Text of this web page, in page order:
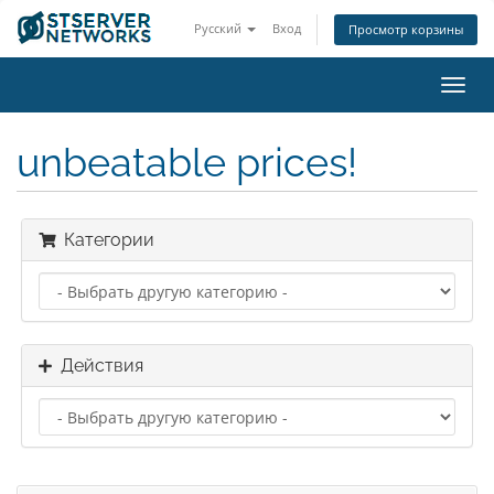
Русский Вход Просмотр корзины
unbeatable prices!
Категории
Действия